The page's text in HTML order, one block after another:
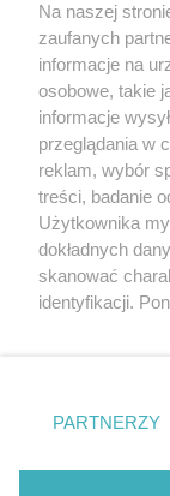
Wydawca mediów
Nie zapomnij
zapoznać się z:
Twojemiasto
Piekary Śląskie
Chorzów
Tarnowskie Góry
Gliwice
Na naszej
zaufanych
informacje na
osobowe, takie
informacje
przeglądania w
reklam, wybór
treści, badanie
Użytkownika
dokładnych
skanować
identyfikacji.
prywatności
. Niektóre
zgody
takiemu
PARTNERZY